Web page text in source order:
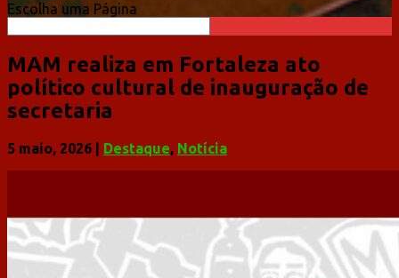
Escolha uma Página
MAM realiza em Fortaleza ato
político cultural de inauguração de
secretaria
5 maio, 2026 Destaque, Notícia